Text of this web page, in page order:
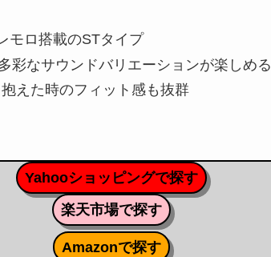
モロ搭載のSTタイプ
彩なサウンドバリエーションが楽しめる
えた時のフィット感も抜群
Yahooショッピングで探す
楽天市場で探す
Amazonで探す